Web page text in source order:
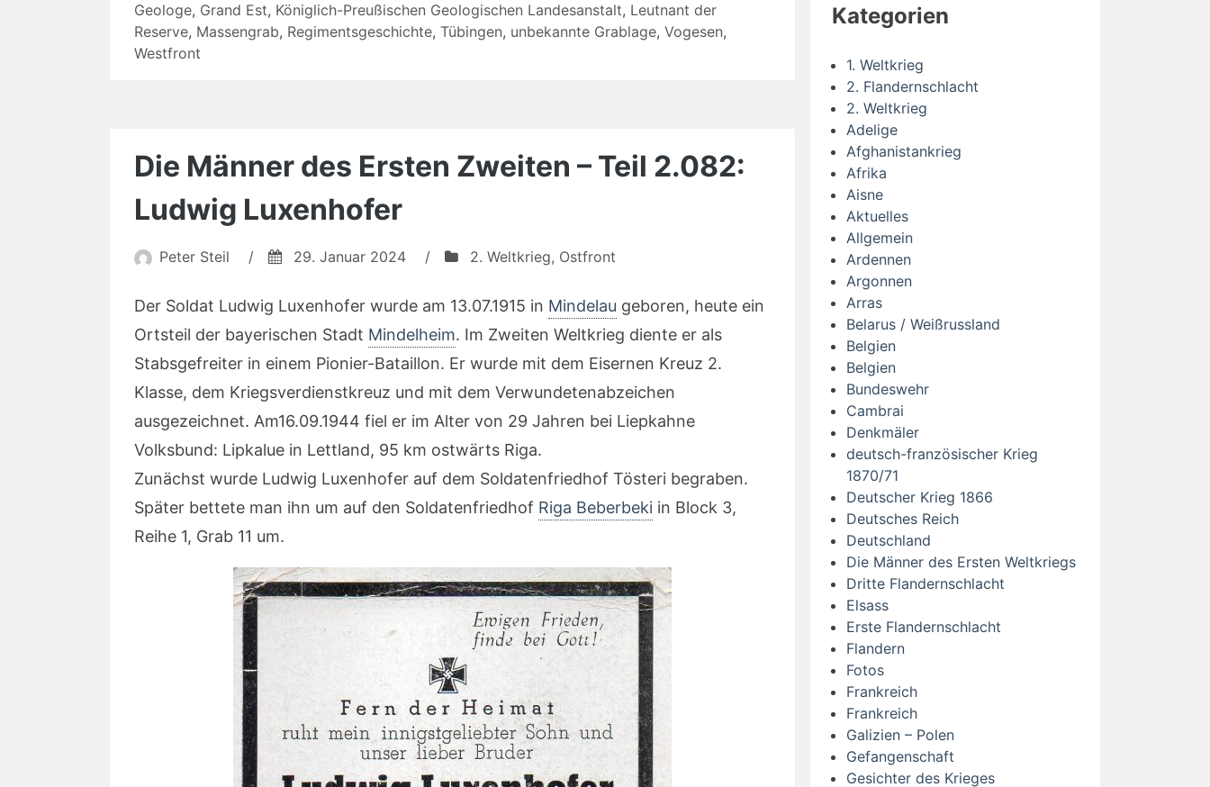
Geologe, Grand Est, Königlich-Preußischen Geologischen Landesanstalt, Leutnant der
Reserve, Massengrab, Regimentsgeschichte, Tübingen, unbekannte Grablage, Vogesen,
Westfront
Die Männer des Ersten Zweiten – Teil 2.082:
Ludwig Luxenhofer
Peter Steil / 29. Januar 2024 / 2. Weltkrieg, Ostfront
Der Soldat Ludwig Luxenhofer wurde am 13.07.1915 in Mindelau geboren, heute ein
Ortsteil der bayerischen Stadt Mindelheim. Im Zweiten Weltkrieg diente er als
Stabsgefreiter in einem Pionier-Bataillon. Er wurde mit dem Eisernen Kreuz 2.
Klasse, dem Kriegsverdienstkreuz und mit dem Verwundetenabzeichen
ausgezeichnet. Am16.09.1944 fiel er im Alter von 29 Jahren bei Liepkahne
Volksbund: Lipkalue in Lettland, 95 km ostwärts Riga.
Zunächst wurde Ludwig Luxenhofer auf dem Soldatenfriedhof Tösteri begraben.
Später bettete man ihn um auf den Soldatenfriedhof Riga Beberbeki in Block 3,
Reihe 1, Grab 11 um.
Kategorien
1. Weltkrieg
2. Flandernschlacht
2. Weltkrieg
Adelige
Afghanistankrieg
Afrika
Aisne
Aktuelles
Allgemein
Ardennen
Argonnen
Arras
Belarus / Weißrussland
Belgien
Belgien
Bundeswehr
Cambrai
Denkmäler
deutsch-französischer Krieg
1870/71
Deutscher Krieg 1866
Deutsches Reich
Deutschland
Die Männer des Ersten Weltkriegs
Dritte Flandernschlacht
Elsass
Erste Flandernschlacht
Flandern
Fotos
Frankreich
Frankreich
Galizien – Polen
Gefangenschaft
Gesichter des Krieges